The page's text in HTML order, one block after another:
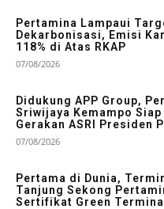
Pertamina Lampaui
Dekarbonisasi, Emisi
118% di Atas RKAP
07/08/2026
Didukung APP Group,
Sriwijaya Kemampo Siap
Gerakan ASRI Presiden
07/08/2026
Pertama di Dunia,
Tanjung Sekong
Sertifikat Green